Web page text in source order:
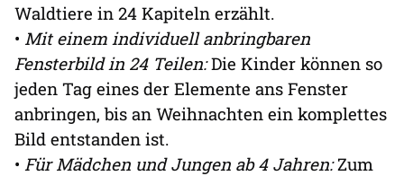
Waldtiere in 24 Kapiteln erzählt.
• Mit einem individuell anbringbaren
Fensterbild in 24 Teilen:Die Kinder können so
jeden Tag eines der Elemente ans Fenster
anbringen, bis an Weihnachten ein komplettes
Bild entstanden ist.
• Für Mädchen und Jungen ab 4 Jahren:Zum